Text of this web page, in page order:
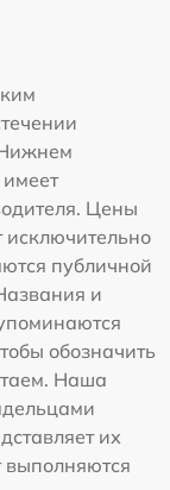
Цены
исключительно
публичной
и
обозначить
Наша
их
выполняются